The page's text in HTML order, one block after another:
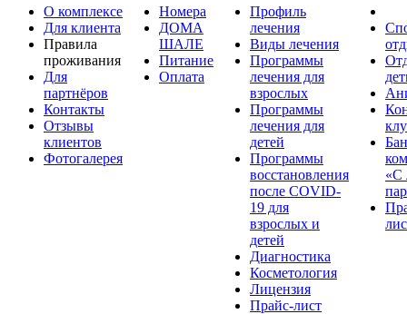
О комплексе
Для клиента
Правила
проживания
Для
партнёров
Контакты
Отзывы
клиентов
Фотогалерея
Номера
ДОМА
ШАЛЕ
Питание
Оплата
Профиль
лечения
Виды лечения
Программы
лечения для
взрослых
Программы
лечения для
детей
Программы
восстановления
после COVID-
19 для
взрослых и
детей
Диагностика
Косметология
Лицензия
Прайс-лист
«С